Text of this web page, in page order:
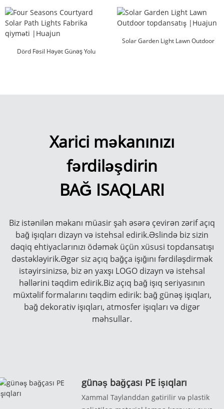
Dörd Fəsil Həyət Günəş Yolu
Solar Garden Light Lawn Outdoor
Xarici məkanınızı
fərdiləşdirin
BAĞ ISAQLARI
Biz istənilən məkanı müasir şah əsərə çevirən zərif açıq
bağ işıqları dizayn və istehsal edirik.Əslində biz sizin
dəqiq ehtiyaclarınızı ödəmək üçün xüsusi topdansatışı
dəstəkləyirik.Əgər siz açıq bağça işığını fərdiləşdirmək
istəyirsinizsə, biz ən yaxşı LOGO dizayn və istehsal
həllərini təqdim edirik.Biz açıq bağ işıq seriyasının
müxtəlif formalarını təqdim edirik: bağ günəş işıqları,
bağ dekorativ işıqları, atmosfer işıqları və digər
məhsullar.
günəş bağçası PE işıqları
Xammal Taylanddan gətirilir və plastik